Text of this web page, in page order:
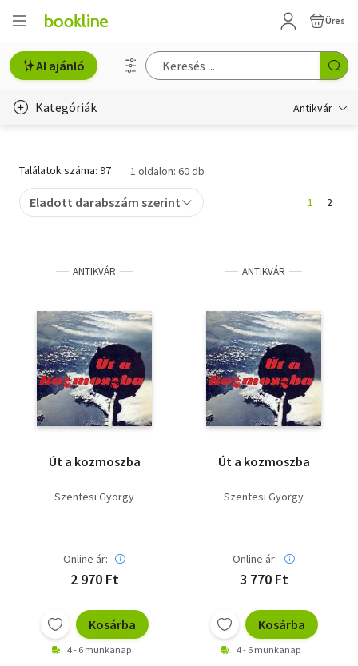
Üres
AI ajánló
Kategóriák Antikvár
Életmód, egészség
Hobbi, szabadidő
Idegen nyelvű
Irodalom
Kotta
Minikönyv
Művészet
Szótár, nyelvkönyv
Társadalomtudomány
Találatok száma: 97 1 oldalon: 60 db
Eladott darabszám szerint 1 2
ANTIKVÁR
Út a kozmoszba
Szentesi György
Online ár:
2 970 Ft
Kosárba
4 - 6 munkanap
ANTIKVÁR
Út a kozmoszba
Szentesi György
Online ár:
3 770 Ft
Kosárba
4 - 6 munkanap